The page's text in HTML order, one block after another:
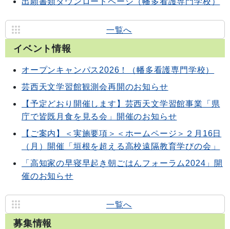
一覧へ
イベント情報
オープンキャンパス2026！（幡多看護専門学校）
芸西天文学習館観測会再開のお知らせ
【予定どおり開催します】芸西天文学習館事業「県
庁で皆既月食を見る会」開催のお知らせ
【ご案内】＜実施要項＞＜ホームページ＞２月16日
（月）開催「垣根を超える高校遠隔教育学びの会」
「高知家の早寝早起き朝ごはんフォーラム2024」開
催のお知らせ
一覧へ
募集情報